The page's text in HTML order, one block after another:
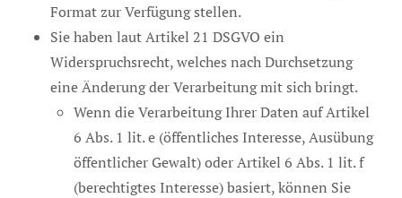
Format zur Verfügung stellen.
Sie haben laut Artikel 21 DSGVO ein
Widerspruchsrecht, welches nach Durchsetzung
eine Änderung der Verarbeitung mit sich bringt.
Wenn die Verarbeitung Ihrer Daten auf Artikel
6 Abs. 1 lit. e (öffentliches Interesse, Ausübung
öffentlicher Gewalt) oder Artikel 6 Abs. 1 lit. f
(berechtigtes Interesse) basiert, können Sie